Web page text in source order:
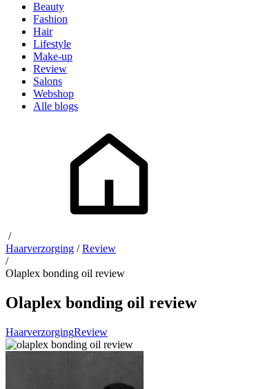
Beauty
Fashion
Hair
Lifestyle
Make-up
Review
Salons
Webshop
Alle blogs
/
Haarverzorging /Review
/
Olaplex bonding oil review
Olaplex bonding oil review
HaarverzorgingReview